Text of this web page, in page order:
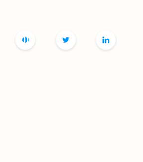
en fillerservices